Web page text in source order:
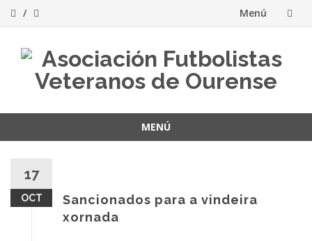
Menú
contenido
MENÚ
contenido
17
OCT
Sancionados para a vindeira
xornada